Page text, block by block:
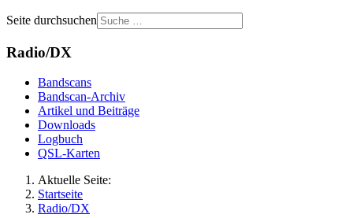
Seite durchsuchen
Radio/DX
Bandscans
Bandscan-Archiv
Artikel und Beiträge
Downloads
Logbuch
QSL-Karten
Aktuelle Seite:
Startseite
Radio/DX